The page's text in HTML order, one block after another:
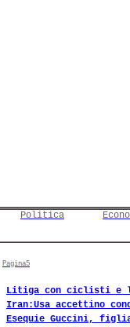
Politica
Pagina5
Litiga con ciclisti
Iran:Usa accettino
Esequie Guccini,